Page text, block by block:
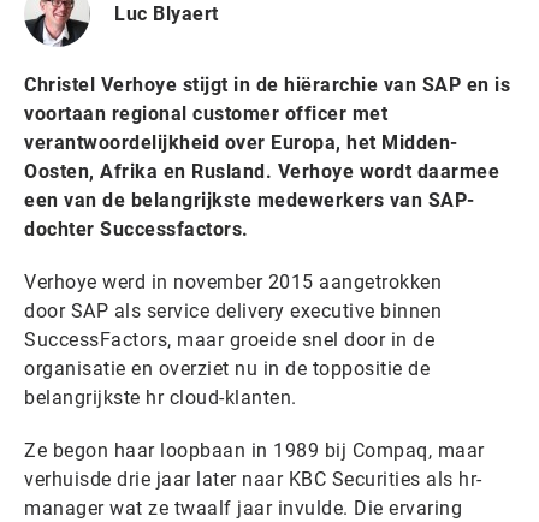
Luc Blyaert
Christel Verhoye stijgt in de hiërarchie van SAP en is
voortaan regional customer officer met
verantwoordelijkheid over Europa, het Midden-
Oosten, Afrika en Rusland. Verhoye wordt daarmee
een van de belangrijkste medewerkers van SAP-
dochter Successfactors.
Verhoye werd in november 2015 aangetrokken
door SAP als service delivery executive binnen
SuccessFactors, maar groeide snel door in de
organisatie en overziet nu in de toppositie de
belangrijkste hr cloud-klanten.
Ze begon haar loopbaan in 1989 bij Compaq, maar
verhuisde drie jaar later naar KBC Securities als hr-
manager wat ze twaalf jaar invulde. Die ervaring